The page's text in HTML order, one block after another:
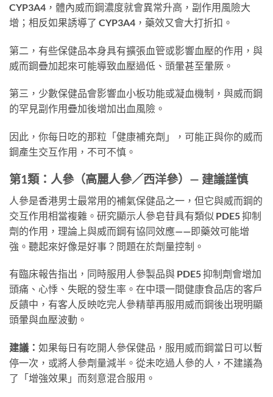
CYP3A4，體內威而鋼濃度就會異常升高，副作用風險大
增；相反如果誘導了 CYP3A4，藥效又會大打折扣。
第二，有些保健品本身具有擴張血管或影響血壓的作用，與
威而鋼疊加起來可能導致血壓過低、頭暈甚至暈厥。
第三，少數保健品會影響血小板功能或凝血機制，與威而鋼
的罕見副作用疊加後增加出血風險。
因此，你每日吃的那粒「健康補充劑」，可能正與你的威而
鋼產生交互作用，不可不慎。
第1類：人參（高麗人參／西洋參）— 建議謹慎
人參是香港男士最常用的補氣保健品之一，但它與威而鋼的
交互作用相當複雜。研究顯示人參皂苷具有類似 PDE5 抑制
劑的作用，理論上與威而鋼有協同效應——即藥效可能增
強。聽起來好像是好事？問題在於劑量控制。
有臨床報告指出，同時服用人參製品與 PDE5 抑制劑會增加
頭痛、心悸、失眠的發生率。在中環一間健康食品店的客戶
反饋中，有客人反映吃完人參精華再服用威而鋼後出現明顯
頭暈與血壓波動。
建議： 如果每日有吃開人參保健品，服用威而鋼當日可以暫
停一次，或將人參劑量減半。從未吃過人參的人，不建議為
了「增強效果」而刻意混合服用。